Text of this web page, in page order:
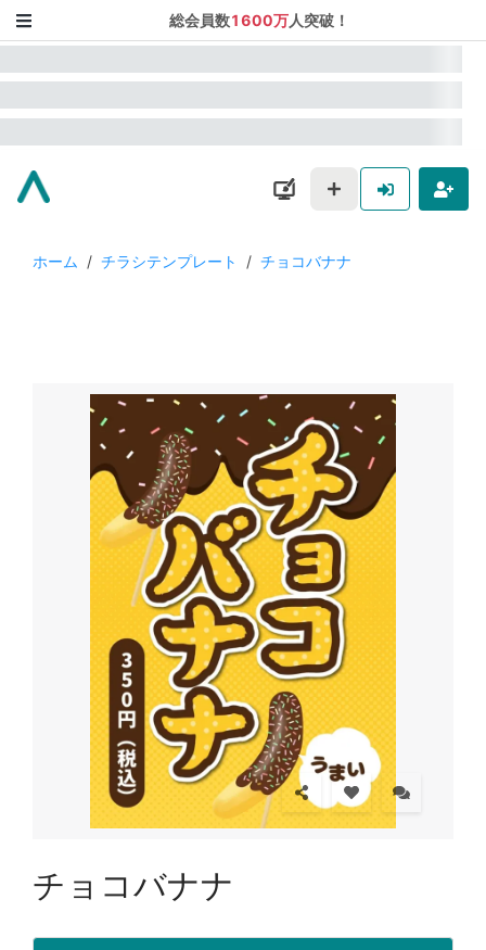
総会員数1600万人突破！
ホーム / チラシテンプレート / チョコバナナ
チョコバナナ